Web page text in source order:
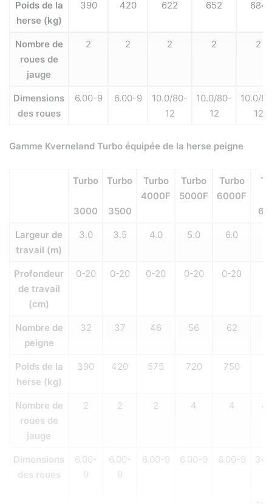
Poids de la
herse (kg)
390 420 622 652 684
Nombre de
roues de
jauge
2 2 2 2 2
Dimensions
des roues
6.00-9 6.00-9
10.0/80-
12
10.0/80-
12
10.0/
12
Gamme Kverneland Turbo équipée de la herse peigne
Turbo
3000
Turbo
3500
Turbo
4000F
Turbo
5000F
Turbo
6000F
Largeur de
travail (m)
3.0 3.5 4.0 5.0 6.0
Profondeur
de travail
(cm)
0-20 0-20 0-20 0-20 0-20
Nombre de
peigne
32 37 46 56 62
Poids de la
herse (kg)
390 420 575 720 750
Nombre de
roues de
jauge
2 2 2 4 4 4
Dimensions
des roues
6.00-
9
6.00-
9
6.00-9 6.00-9 6.00-9